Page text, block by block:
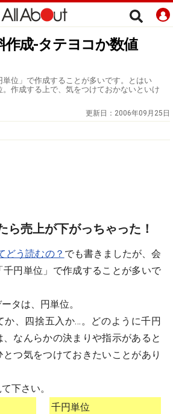
作成-タテヨコか数値
位」で作成することが多いです。とはい
。作成する上で、気をつけておかないといけ
更新日： 2006年09月25日
ら売上が下がっちゃった！
どう読むの？ でも書きましたが、会
円単位」で作成することが多いで
タは、円単位。
か、四捨五入か…。どのように千円
なんらかの決まりや指示があると
つ気をつけておきたいことがあり
下さい。
千円単位